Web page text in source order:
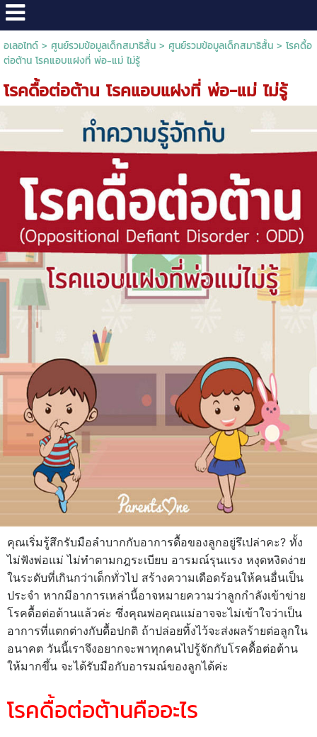
อเลอไทด์> ศูนย์รวมข้อมูลเด็กสมาธิสั้น> ศูนย์รวมข้อมูลเด็กสมาธิสั้น> โรคดื้อ
ต่อต้าน โรคแอบแฝงที่ พ่อ-แม่ ไม่รู้
โรคดื้อต่อต้าน โรคแอบแฝงที่ พ่อ-แม่ ไม่รู้
คุณเริ่มรู้สึกรับมือลำบากกับอาการดื้อของลูกอยู่รึเปล่าคะ? ทั้ง
ไม่ฟังพ่อแม่ ไม่ทำตามกฎระเบียบ อารมณ์รุนแรง หงุดหงิดง่าย
ในระดับที่เกินกว่าเด็กทั่วไป สร้างความเดือดร้อนให้คนอื่นเป็น
ประจำ หากมีอาการเหล่านี้อาจหมายความว่าลูกกำลังเข้าข่าย
โรคดื้อต่อต้านแล้วค่ะ ซึ่งคุณพ่อคุณแม่อาจจะไม่เข้าใจว่าเป็น
อาการที่แตกต่างกับดื้อปกติ ถ้าปล่อยทิ้งไว้จะส่งผลร้ายต่อลูกใน
อนาคต วันนี้เราจึงอยากจะพาทุกคนไปรู้จักกับโรคดื้อต่อต้าน
ให้มากขึ้น จะได้รับมือกับอารมณ์ของลูกได้ค่ะ
โรคดื้อต่อต้านคืออะไร